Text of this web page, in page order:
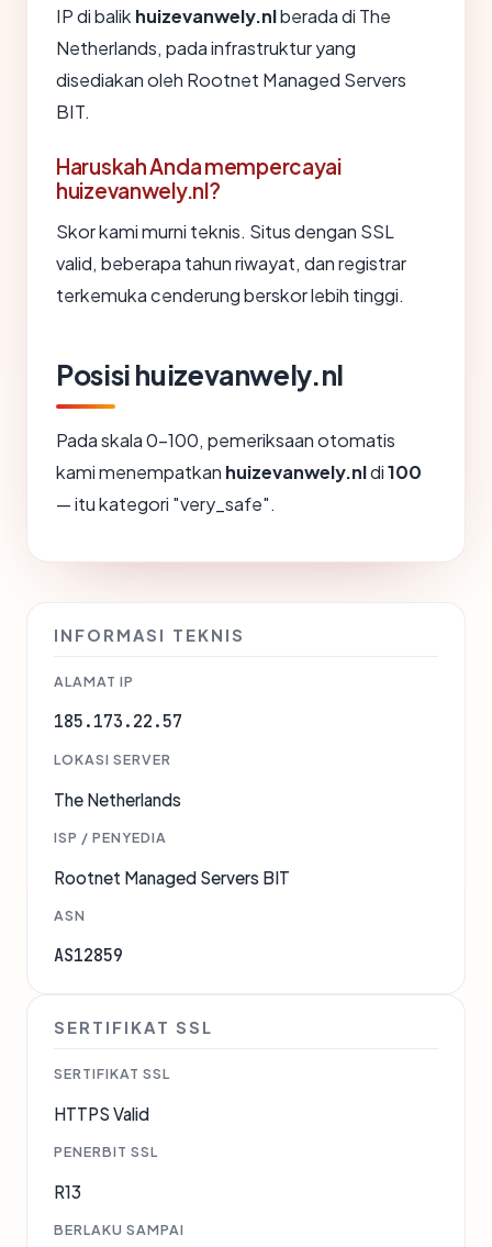
IP di balik huizevanwely.nlberada di The
Netherlands, pada infrastruktur yang
disediakan oleh Rootnet Managed Servers
BIT.
Haruskah Anda mempercayai
huizevanwely.nl?
Skor kami murni teknis. Situs dengan SSL
valid, beberapa tahun riwayat, dan registrar
terkemuka cenderung berskor lebih tinggi.
Posisi huizevanwely.nl
Pada skala 0-100, pemeriksaan otomatis
kami menempatkan huizevanwely.nldi100
— itu kategori "very_safe".
INFORMASI TEKNIS
ALAMAT IP
185.173.22.57
LOKASI SERVER
The Netherlands
ISP / PENYEDIA
Rootnet Managed Servers BIT
ASN
AS12859
SERTIFIKAT SSL
SERTIFIKAT SSL
HTTPS Valid
PENERBIT SSL
R13
BERLAKU SAMPAI